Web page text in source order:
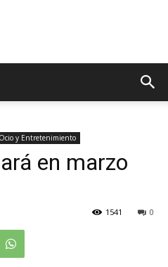
AppsTonic
Ocio y Entretenimiento
en marzo
0
1541